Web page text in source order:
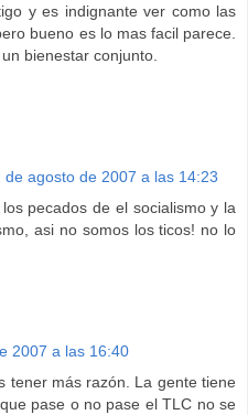
y es indignante ver como las
bueno es lo mas facil parece.
bienestar conjunto.
de agosto de 2007 a las 14:23
pecados de el socialismo y la
asi no somos los ticos! no lo
2007 a las 16:40
tener más razón. La gente tiene
pase o no pase el TLC no se